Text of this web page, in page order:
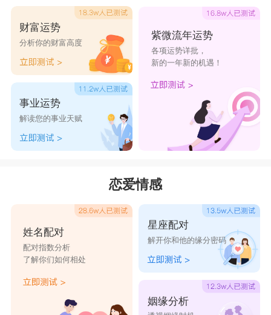
4.健康：
健康可分二层次讨论。一为单就某一个五行受
到剋的力量，其对应的脏器则有病症产生。但要考
量此受剋五行之强弱与剋之五行的强弱，来比较力
量大小，才能判断的更准。一般而言若受剋者为
强，而剋之者为弱则病症可能显现不出来。
其次，某些坏数理即代表其五行所对应的脏器
力)，或受到别的五行来剋(受到打击)则病况更严
5.际遇：可分成格局与数理来讨论：
A.格局：一般以相剋有较激烈的状况，而五行
相剋中又以金剋木、火剋金、水剋火三者最为剧
烈，故易产生血光之灾，而木剋土、土剋水则较缓
和(以上仅指姓名学而言)。又格局可区分为三才
财富运势
分析你的财富高度
事业运势
解读您的事业天赋
紫微流年运势
各项运势详批，
新的一年新的机遇！
恋爱情感
姓名配对
配对指数分析
了解你们如何相处
星座配对
解开你和他的缘分密码
姻缘分析